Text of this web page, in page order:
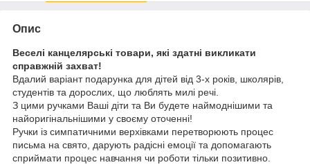
Опис
Веселі канцелярські товари, які здатні викликати
справжній захват!
Вдалий варіант подарунка для дітей від 3-х років, школярів,
студентів та дорослих, що люблять милі речі.
З цими ручками Ваші діти та Ви будете наймоднішими та
найоригінальнішими у своєму оточенні!
Ручки із симпатичними верхівками перетворюють процес
письма на свято, дарують радісні емоції та допомагають
сприймати процес навчання чи роботи тільки позитивно.